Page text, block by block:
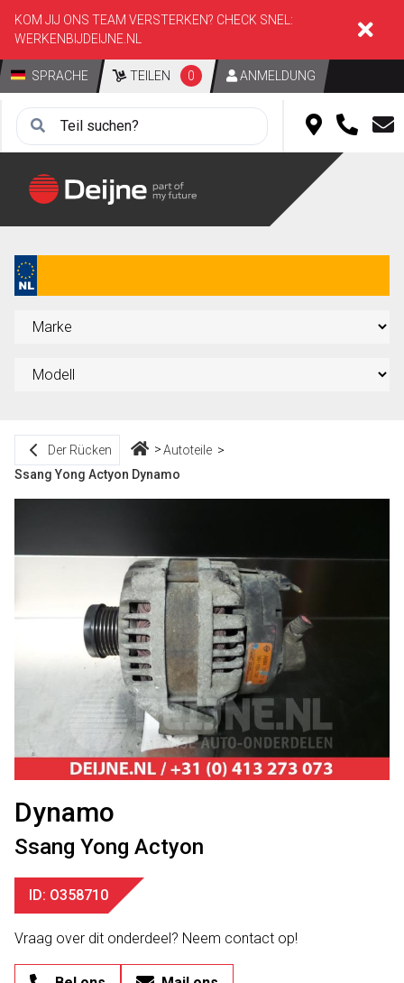
KOM JIJ ONS TEAM VERSTERKEN? CHECK SNEL:
WERKENBIJDEIJNE.NL
SPRACHE TEILEN 0 ANMELDUNG
Der Rücken
Autoteile
Ssang Yong Actyon Dynamo
Dynamo
Ssang Yong Actyon
ID: O358710
Vraag over dit onderdeel? Neem contact op!